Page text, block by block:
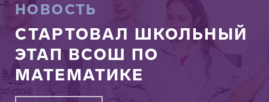
НОВОСТЬ
СТАРТОВАЛ ШКОЛЬНЫЙ
ЭТАП ВСОШ ПО
МАТЕМАТИКЕ